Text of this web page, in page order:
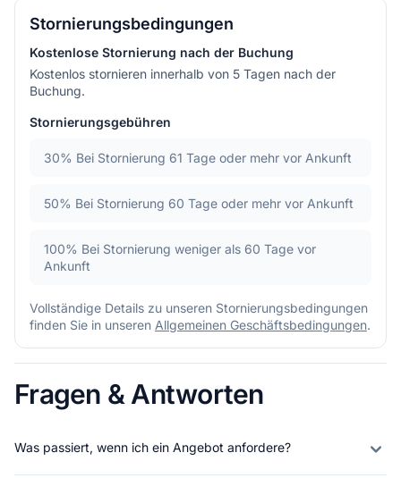
Stornierungsbedingungen
Kostenlose Stornierung nach der Buchung
Kostenlos stornieren innerhalb von 5 Tagen nach der
Buchung.
Stornierungsgebühren
30% Bei Stornierung 61 Tage oder mehr vor Ankunft
50% Bei Stornierung 60 Tage oder mehr vor Ankunft
100% Bei Stornierung weniger als 60 Tage vor
Ankunft
Vollständige Details zu unseren Stornierungsbedingungen
finden Sie in unseren Allgemeinen Geschäftsbedingungen.
Fragen & Antworten
Was passiert, wenn ich ein Angebot anfordere?